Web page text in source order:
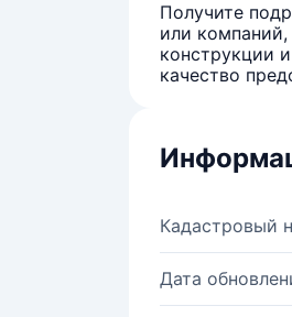
Получите
или
конструкции
качество
Кадастровый
Дата